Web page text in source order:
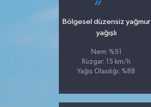
Bölgesel düzensiz yağmur
yağışlı
Nem: %91
Rüzgar: 15 km/h
Yağış Olasılığı: %88